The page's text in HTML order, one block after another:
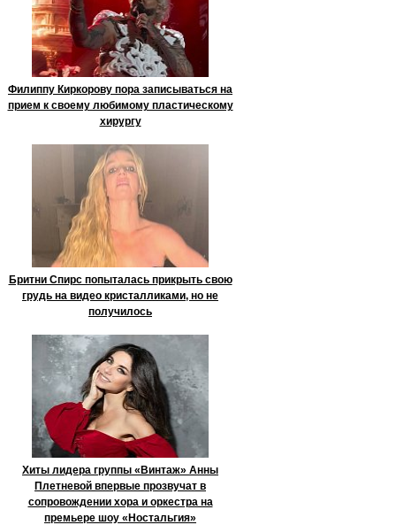
Филиппу Киркорову пора записываться на
прием к своему любимому пластическому
хирургу
Бритни Спирс попыталась прикрыть свою
грудь на видео кристалликами, но не
получилось
Хиты лидера группы «Винтаж» Анны
Плетневой впервые прозвучат в
сопровождении хора и оркестра на
премьере шоу «Ностальгия»